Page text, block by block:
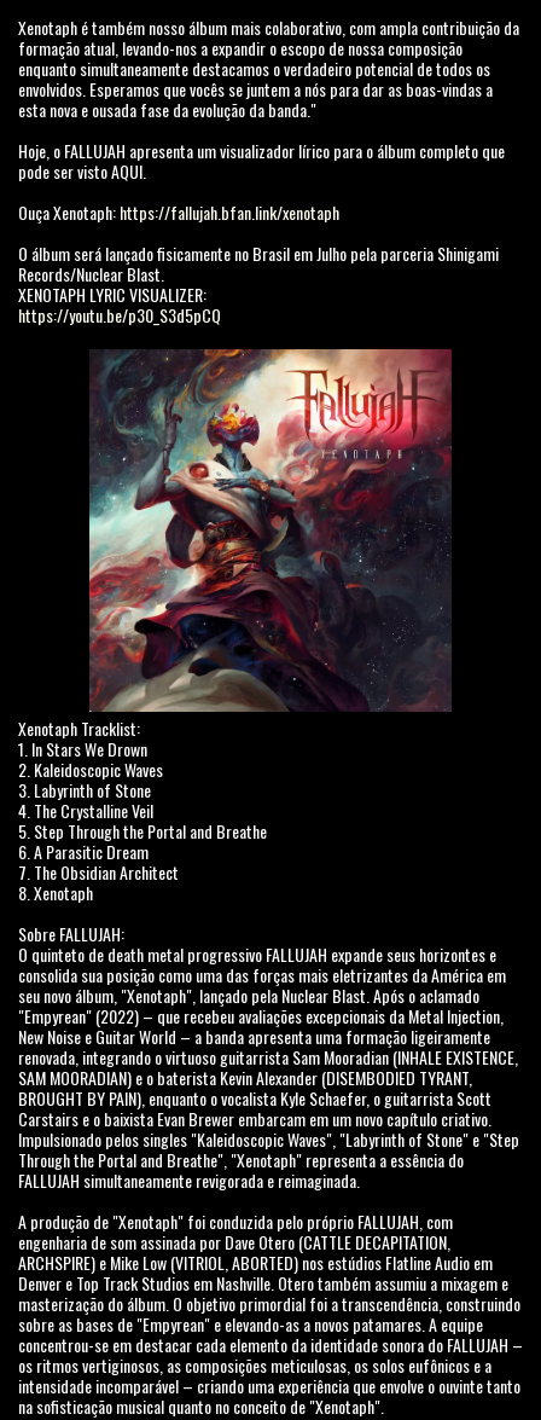
Xenotaph é também nosso álbum mais colaborativo, com ampla contribuição da
formação atual, levando-nos a expandir o escopo de nossa composição
enquanto simultaneamente destacamos o verdadeiro potencial de todos os
envolvidos. Esperamos que vocês se juntem a nós para dar as boas-vindas a
esta nova e ousada fase da evolução da banda."
Hoje, o FALLUJAH apresenta um visualizador lírico para o álbum completo que
pode ser visto AQUI.
Ouça Xenotaph:https://fallujah.bfan.link/xenotaph
O álbum será lançado fisicamente no Brasil em Julho pela parceria Shinigami
Records/Nuclear Blast.
XENOTAPH LYRIC VISUALIZER:
https://youtu.be/p30_S3d5pCQ
Xenotaph Tracklist:
1. In Stars We Drown
2. Kaleidoscopic Waves
3. Labyrinth of Stone
4. The Crystalline Veil
5. Step Through the Portal and Breathe
6. A Parasitic Dream
7. The Obsidian Architect
8. Xenotaph
Sobre FALLUJAH:
O quinteto de death metal progressivo FALLUJAH expande seus horizontes e
consolida sua posição como uma das forças mais eletrizantes da América em
seu novo álbum, "Xenotaph", lançado pela Nuclear Blast. Após o aclamado
"Empyrean" (2022) – que recebeu avaliações excepcionais da Metal Injection,
New Noise e Guitar World – a banda apresenta uma formação ligeiramente
renovada, integrando o virtuoso guitarrista Sam Mooradian (INHALE EXISTENCE,
SAM MOORADIAN) e o baterista Kevin Alexander (DISEMBODIED TYRANT,
BROUGHT BY PAIN), enquanto o vocalista Kyle Schaefer, o guitarrista Scott
Carstairs e o baixista Evan Brewer embarcam em um novo capítulo criativo.
Impulsionado pelos singles "Kaleidoscopic Waves", "Labyrinth of Stone" e "Step
Through the Portal and Breathe", "Xenotaph" representa a essência do
FALLUJAH simultaneamente revigorada e reimaginada.
A produção de "Xenotaph" foi conduzida pelo próprio FALLUJAH, com
engenharia de som assinada por Dave Otero (CATTLE DECAPITATION,
ARCHSPIRE) e Mike Low (VITRIOL, ABORTED) nos estúdios Flatline Audio em
Denver e Top Track Studios em Nashville. Otero também assumiu a mixagem e
masterização do álbum. O objetivo primordial foi a transcendência, construindo
sobre as bases de "Empyrean" e elevando-as a novos patamares. A equipe
concentrou-se em destacar cada elemento da identidade sonora do FALLUJAH –
os ritmos vertiginosos, as composições meticulosas, os solos eufônicos e a
intensidade incomparável – criando uma experiência que envolve o ouvinte tanto
na sofisticação musical quanto no conceito de "Xenotaph".